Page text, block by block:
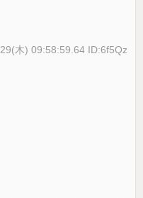
木) 09:58:59.64 ID:6f5Qz